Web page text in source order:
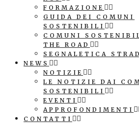
FORMAZIONE
GUIDA DEI COMUNI
SOSTENIBILI
COMUNI
THE ROAD
SEGNALETICA
NEWS
NOTIZIE
LE NOTIZIE DAI
SOSTENIBILI
EVENTI
APPROFONDIMENTI
CONTATTI